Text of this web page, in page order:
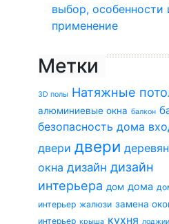
выбор, особенности
применение
Метки
3D полы Натяжные
алюминиевые окна балкон
безопасность дома
двери двери
окна дизайн дизайн
интерьера дом дома
интерьер жалюзи замена
интерьер крыша кухня лоджии